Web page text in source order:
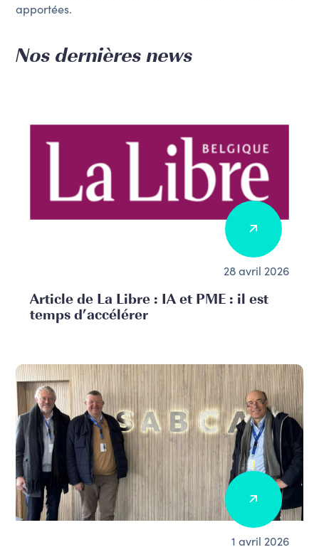
apportées.
Nos dernières news
28 avril 2026
Article de La Libre : IA et PME : il est
temps d’accélérer
1 avril 2026